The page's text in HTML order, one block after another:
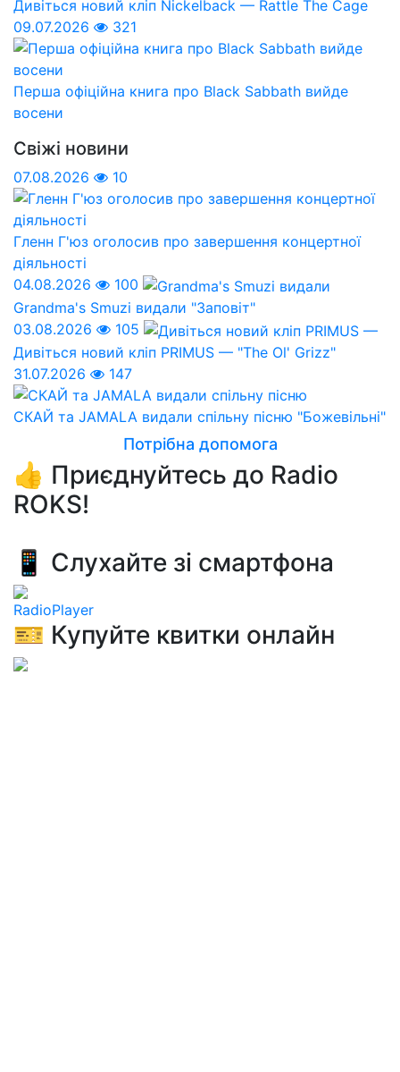
Дивіться новий кліп Nickelback — Rattle The Cage
09.07.2026
321
Перша офіційна книга про Black Sabbath вийде
восени
Свіжі новини
07.08.2026 10
Гленн Г'юз оголосив про завершення концертної
діяльності
04.08.2026
100
Grandma's Smuzi видали "Заповіт"
03.08.2026
105
Дивіться новий кліп PRIMUS — "The Ol' Grizz"
31.07.2026
147
СКАЙ та JAMALA видали спільну пісню "Божевільні"
Потрібна допомога
👍 Приєднуйтесь до Radio
ROKS!
📱 Слухайте зі смартфона
RadioPlayer
🎫 Купуйте квитки онлайн